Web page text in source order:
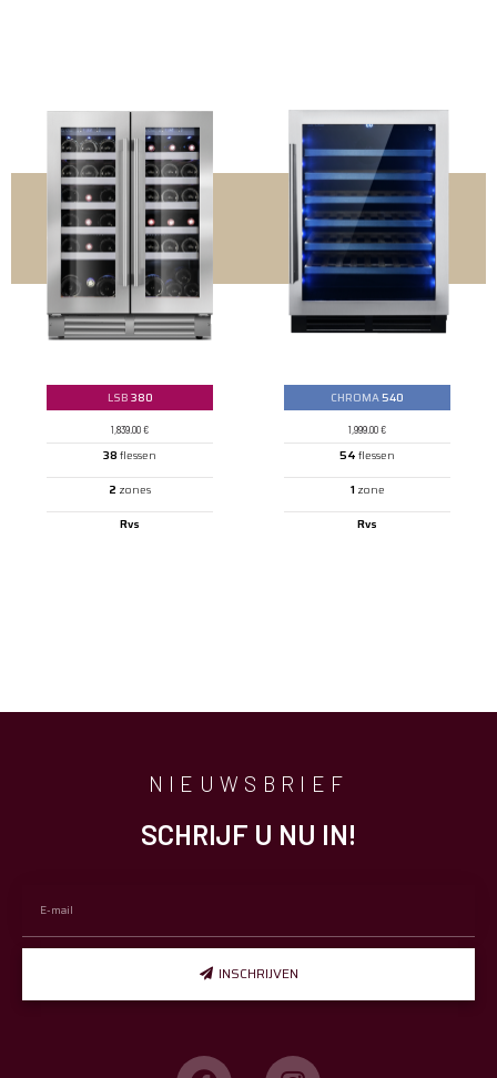
LSB 380
1,839.00€
38 flessen
2 zones
Rvs
CHROMA540
1,999.00€
54 flessen
1 zone
Rvs
NIEUWSBRIEF
SCHRIJF U NU IN!
INSCHRIJVEN